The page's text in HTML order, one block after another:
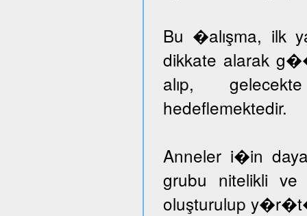
Bu �alışma, ilk
dikkate alarak
alıp,
hedeflemektedir.
Anneler i�in
grubu nitelikli
oluşturulup